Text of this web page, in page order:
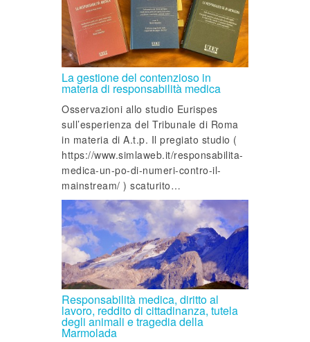
La gestione del contenzioso in
materia di responsabilità medica
Osservazioni allo studio Eurispes
sull’esperienza del Tribunale di Roma
in materia di A.t.p. Il pregiato studio (
https://www.simlaweb.it/responsabilita-
medica-un-po-di-numeri-contro-il-
mainstream/ ) scaturito…
Responsabilità medica, diritto al
lavoro, reddito di cittadinanza, tutela
degli animali e tragedia della
Marmolada